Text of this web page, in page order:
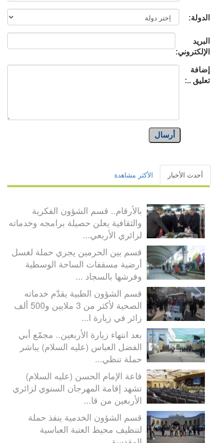
الدولة:
البريد
الإلكتروني:
إضافة
تعليق ..:
أرسال
أحدث الأخبار الأكثر مشاهدة
بالأرقام.. قسم الشؤون الفكرية
والثقافية يعلن حصيلة برامجه وخدماته
لزائري الأربعي...
قسم بين الحرمين يجري حملة لغسل
أرضية مسقفات الساحة الوسطية
وفرشها بالسجاد ...
قسم الشؤون الطبية يقدّم خدماته
الصحية لأكثر من 3 ملايين و500 ألف
زائر في زيارة ا...
بعد انتهاء زيارة الأربعين.. مجمّع أبي
الفضل العباس (عليه السلام) يباشر
حملة تنظي...
قاعة الإمام الحسن (عليه السلام)
تشهد إقامة المهرجان السنوي لزائري
الأربعين من قا...
قسم الشؤون الخدمية ينفذ حملة
لتنظيف محيط العتبة العباسية